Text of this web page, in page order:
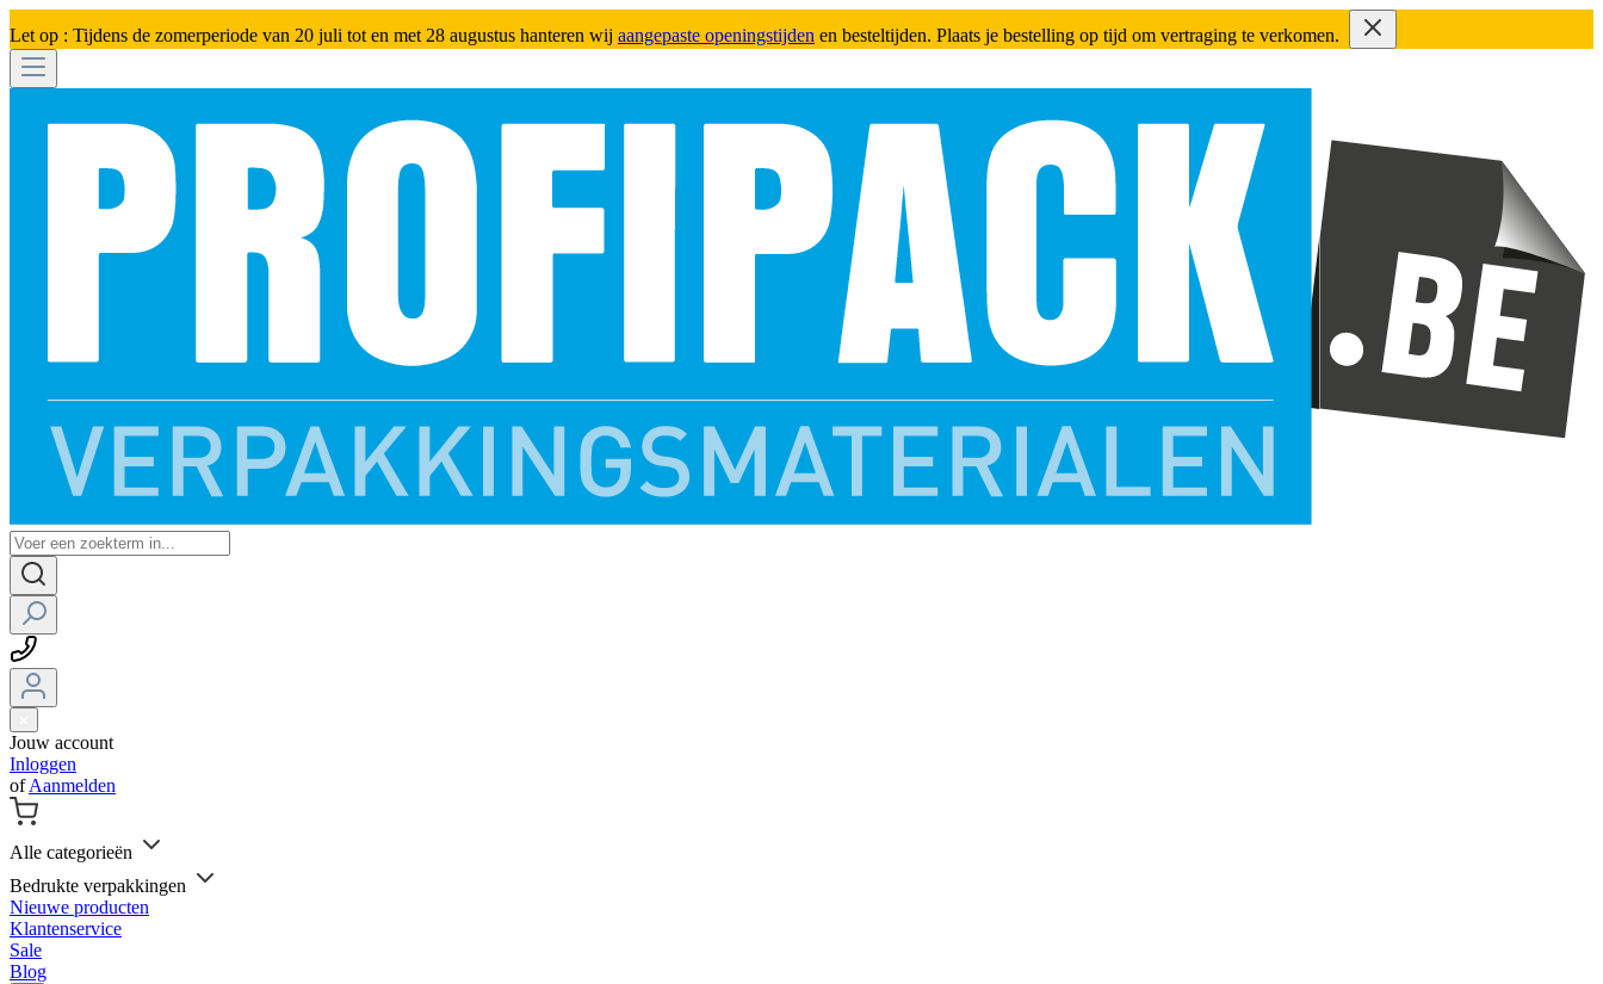
Let op : Tijdens de zomerperiode van 20 juli tot en met 28 augustus hanteren wij aangepaste openingstijden en besteltijden. Plaats je bestelling op tijd om vertraging te verkomen.
Jouw account
Inloggen
ofAanmelden
Alle categorieën
Bedrukte verpakkingen
Nieuwe producten
Klantenservice
Sale
Blog